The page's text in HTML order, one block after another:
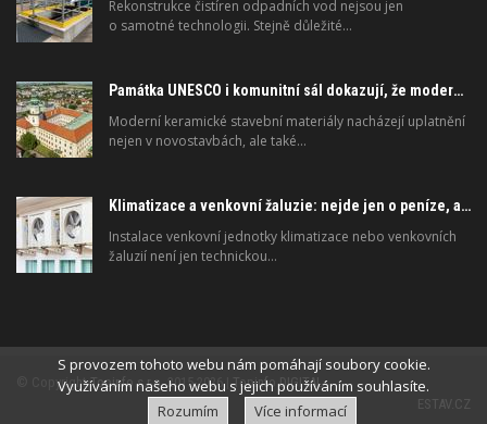
S provozem tohoto webu nám pomáhají soubory cookie.
Využíváním našeho webu s jejich používáním souhlasíte.
Rozumím
Více informací
Rekonstrukce čistíren odpadních vod nejsou jen
o samotné technologii. Stejně důležité…
Památka UNESCO i komunitní sál dokazují, že moderní materiály nejsou jen pro novostavby
Moderní keramické stavební materiály nacházejí uplatnění
nejen v novostavbách, ale také…
Klimatizace a venkovní žaluzie: nejde jen o peníze, ale i o právo
Instalace venkovní jednotky klimatizace nebo venkovních
žaluzií není jen technickou…
© CopyrightTopinfo s.r.o.2015-2026 |Topinfo DIGITAL
ESTAV.CZ